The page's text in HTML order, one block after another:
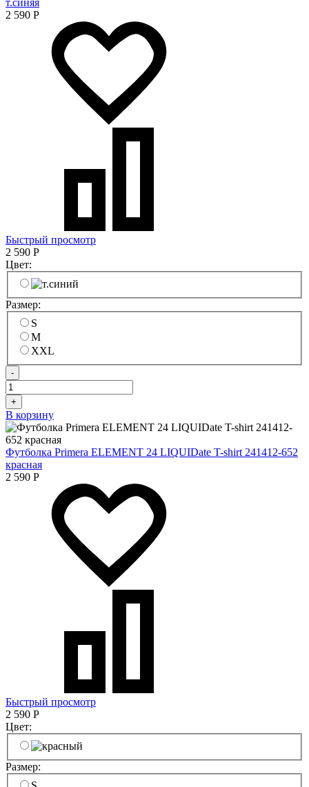
т.синяя
2 590 Р
Быстрый просмотр
2 590 Р
Цвет:
Размер:
S
M
XXL
-
+
В корзину
Футболка Primera ELEMENT 24 LIQUIDate T-shirt 241412-652
красная
2 590 Р
Быстрый просмотр
2 590 Р
Цвет:
Размер: